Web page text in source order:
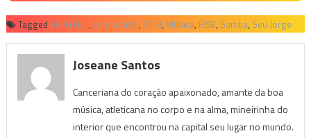
Tagged BeFly Hall, compositor, MPB, Música, R&B, Samba, Seu Jorge
Joseane Santos
Canceriana do coração apaixonado, amante da boa
música, atleticana no corpo e na alma, mineirinha do
interior que encontrou na capital seu lugar no mundo.